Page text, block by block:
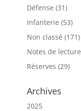
Défense (31)
Infanterie (53)
Non classé (171)
Notes de lecture
Réserves (29)
Archives
2025